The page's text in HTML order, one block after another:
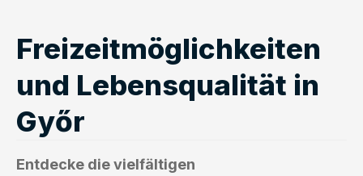
Freizeitmöglichkeiten
und Lebensqualität in
Győr
Entdecke die vielfältigen